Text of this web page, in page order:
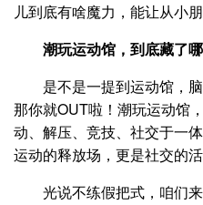
儿到底有啥魔力，能让从小
潮玩运动馆，到底藏了
是不是一提到运动馆，
那你就OUT啦！潮玩运动馆
动、解压、竞技、社交于一
运动的释放场，更是社交的活
光说不练假把式，咱们